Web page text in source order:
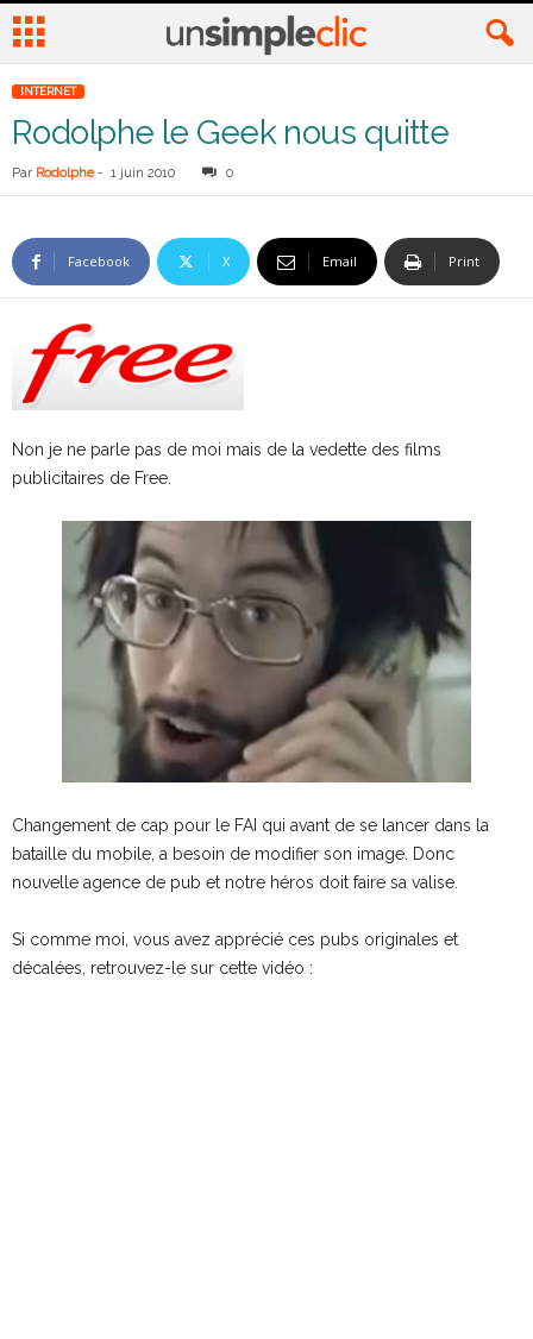
INTERNET
Rodolphe le Geek nous quitte
Par Rodolphe- 1 juin 2010 0
Facebook X Email Print
Non je ne parle pas de moi mais de la vedette des films
publicitaires de Free.
Changement de cap pour le FAI qui avant de se lancer dans la
bataille du mobile, a besoin de modifier son image. Donc
nouvelle agence de pub et notre héros doit faire sa valise.
Si comme moi, vous avez apprécié ces pubs originales et
décalées, retrouvez-le sur cette vidéo :